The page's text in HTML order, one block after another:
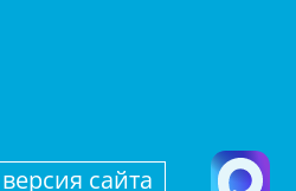
сайта